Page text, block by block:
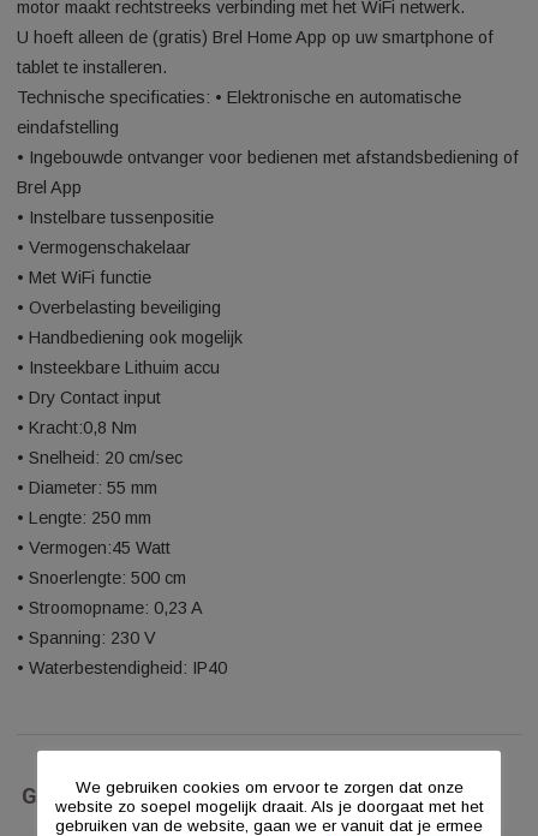
Bediening met handzenders van Brel of met uw smartphone
tablet via de Brel Home App.
Bij deze motor ( met WiFi) heeft u geen aparte hub meer
motor maakt rechtstreeks verbinding met het WiFi netwerk.
U hoeft alleen de (gratis) Brel Home App op uw smartphone
tablet te installeren.
Technische specificaties: • Elektronische en automatische
eindafstelling
• Ingebouwde ontvanger voor bedienen met
• Instelbare tussenpositie
• Vermogenschakelaar
• Met WiFi functie
• Overbelasting beveiliging
• Handbediening ook mogelijk
• Insteekbare Lithuim accu
• Dry Contact input
• Kracht:0,8 Nm
• Snelheid: 20 cm/sec
• Diameter: 55 mm
• Snoerlengte: 500 cm
• Stroomopname: 0,23 A
• Spanning: 230 V